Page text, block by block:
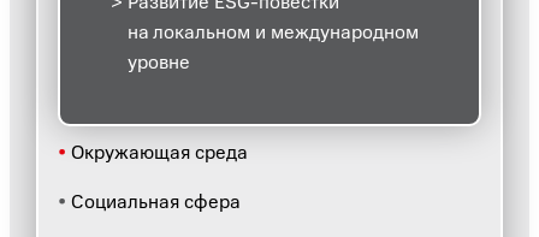
на локальном и международном
уровне
• Окружающая среда
• Социальная сфера